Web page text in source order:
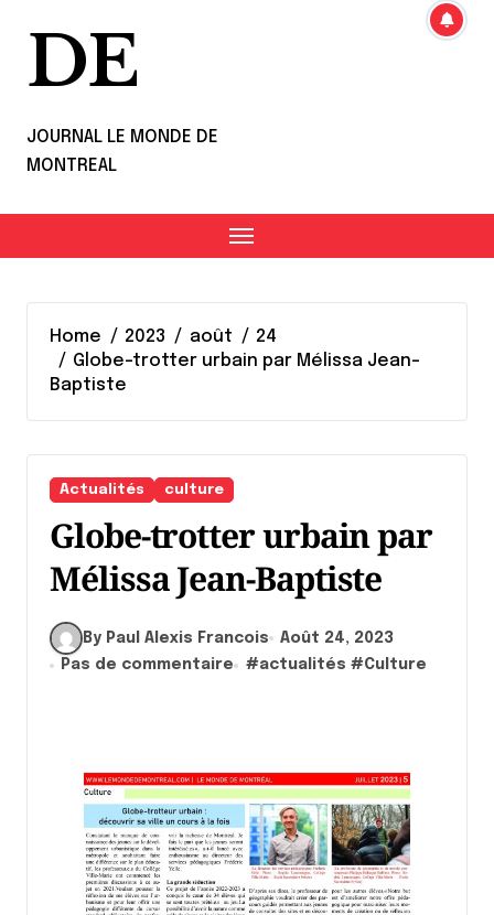
DE
JOURNAL LE MONDE DE
MONTREAL
Home 2023 août
24
Globe-trotter urbain par Mélissa Jean-
Baptiste
Actualités culture
Globe-trotter urbain par
Mélissa Jean-Baptiste
By Paul Alexis Francois
Août 24, 2023
Pas de commentaire
#actualités #Culture